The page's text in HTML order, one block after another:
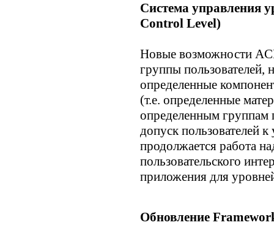
Система управления
Control Level)
Новые возможности
группы пользователей,
определенные
(т.е. определенные
определенным группам
допуск пользователей
продолжается работа
пользовательского
приложения для
Обновление